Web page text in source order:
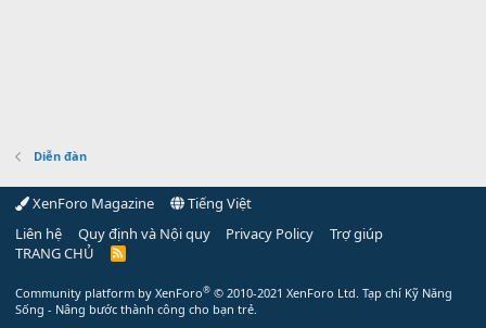
Diễn đàn
XenForo Magazine
Tiếng Việt
Liên hệ
Quy định và Nội quy Privacy Policy
Trợ giúp
TRANG CHỦ
R
Community platform by XenForo® © 2010-2021 XenForo Ltd. Tạp chí Kỹ Năng
Sống - Nâng bước thành công cho bạn trẻ.